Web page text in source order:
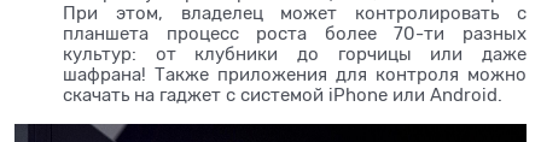
При этом, владелец может контролировать с
планшета процесс роста более 70-ти разных
культур: от клубники до горчицы или даже
шафрана! Также приложения для контроля можно
скачать на гаджет с системой iPhone или Android.